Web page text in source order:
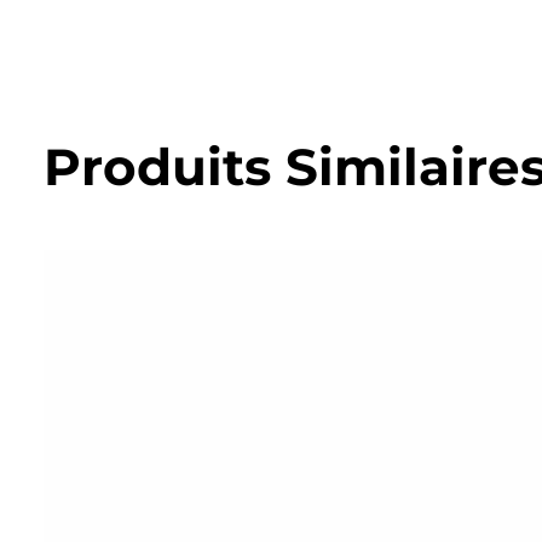
Produits